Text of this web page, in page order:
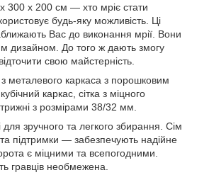
300 х 200 см — хто мріє стати
будь-яку можливість. Ці
Вас до виконання мрії. Вони
дизайном. До того ж дають змогу
свою майстерність.
металевого каркаса з порошковим
каркас, сітка з міцного
з розмірами 38/32 мм.
для зручного та легкого збирання. Сім
та підтримки — забезпечують надійне
є міцними та всепогодними.
гравців необмежена.